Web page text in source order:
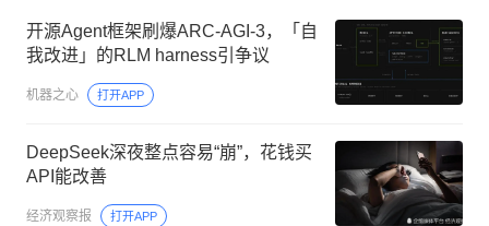
开源Agent框架刷爆ARC-AGI-3，「自
我改进」的RLM harness引争议
机器之心 打开APP
DeepSeek深夜整点容易“崩”，花钱买
API能改善
经济观察报 打开APP